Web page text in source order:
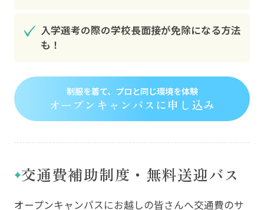
入学選考の際の学校長面接が免除になる方法
も！
制服を着て、プロと同じ環境を体験
オープンキャンパスに申し込み
交通費補助制度・無料送迎バス
オープンキャンパスにお越しの皆さんへ交通費のサ